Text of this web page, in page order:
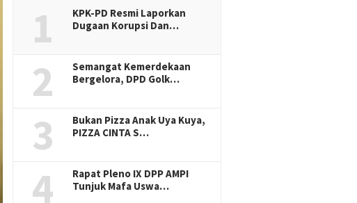
1
KPK-PD Resmi Laporkan
Dugaan Korupsi Dan…
2
Semangat Kemerdekaan
Bergelora, DPD Golk…
3
Bukan Pizza Anak Uya Kuya,
PIZZA CINTA S…
4
Rapat Pleno IX DPP AMPI
Tunjuk Mafa Uswa…